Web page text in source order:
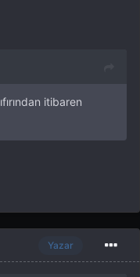
itibaren
Yazar